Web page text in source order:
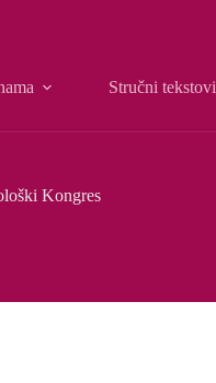
Stručni tekstovi
Kongres